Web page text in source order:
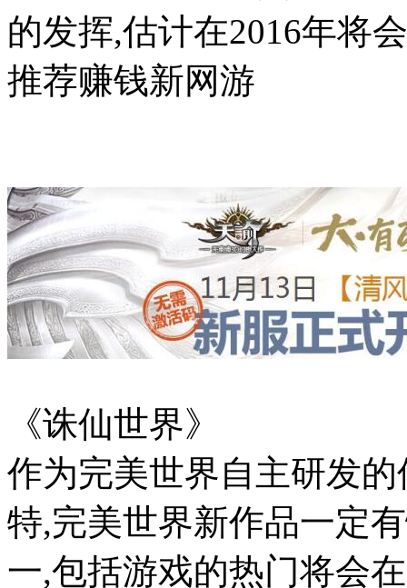
的发挥,估计在2016年将
推荐赚钱新网游
《诛仙世界》
作为完美世界自主研发
特,完美世界新作品一定
一,包括游戏的热门将会